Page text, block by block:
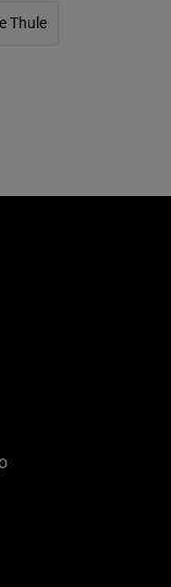
Thule